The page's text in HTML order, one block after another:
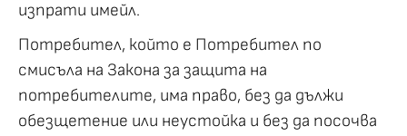
изпрати имейл.
Потребител, който е Потребител по
смисъла на Закона за защита на
потребителите, има право, без да дължи
обезщетение или неустойка и без да посочва